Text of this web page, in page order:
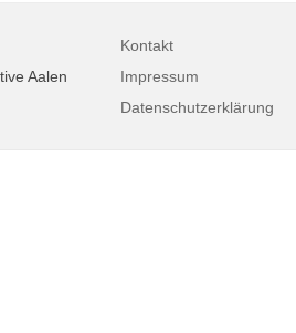
Aalen
Kontakt
Impressum
Datenschutzerklärung